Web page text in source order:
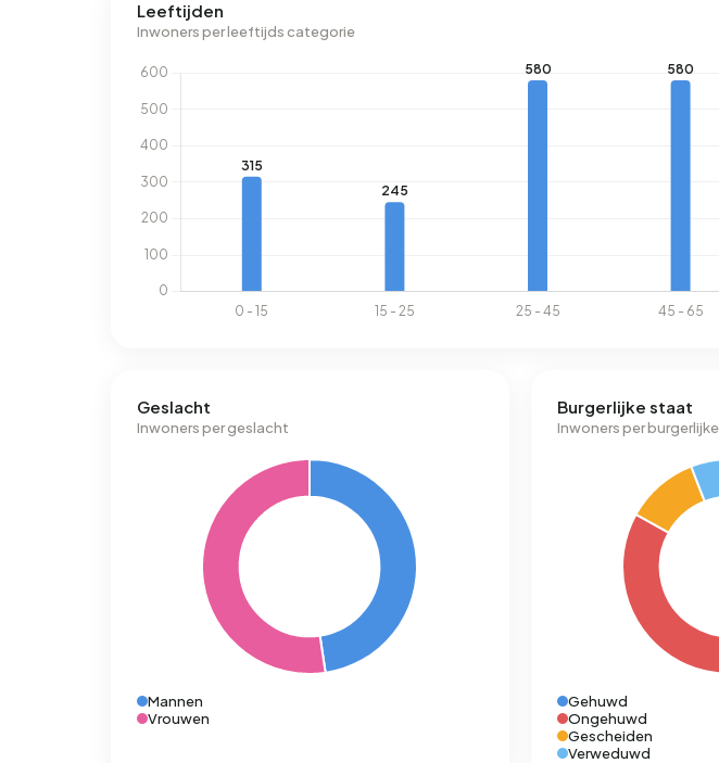
1.280 m³.
Leeftijden
Inwoners per leeftijds categorie
Geslacht
Inwoners per geslacht
Mannen
Vrouwen
Burgerlijke staat
Inwoners per
Gehuwd
Ongehuwd
Gescheiden
Verweduwd